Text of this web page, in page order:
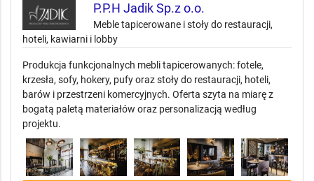
P.P.H Jadik Sp.z o.o.
Meble tapicerowane i stoły do restauracji,
hoteli, kawiarni i lobby
Produkcja funkcjonalnych mebli tapicerowanych: fotele,
krzesła, sofy, hokery, pufy oraz stoły do restauracji, hoteli,
barów i przestrzeni komercyjnych. Oferta szyta na miarę z
bogatą paletą materiałów oraz personalizacją według
projektu.